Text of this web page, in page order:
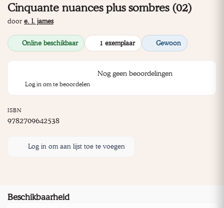
Cinquante nuances plus sombres (02)
door e. l. james
Online beschikbaar 1 exemplaar Gewoon
Nog geen beoordelingen
Log in om te beoordelen
ISBN
9782709642538
Log in om aan lijst toe te voegen
Beschikbaarheid